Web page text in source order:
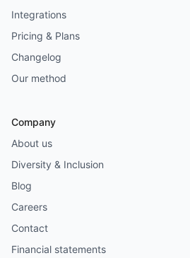
Integrations
Pricing & Plans
Changelog
Our method
Company
About us
Diversity & Inclusion
Blog
Careers
Contact
Financial statements